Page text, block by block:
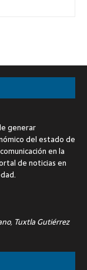
generar
del estado de
en la
de noticias en
Tuxtla Gutiérrez